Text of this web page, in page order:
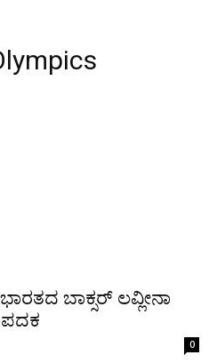
ಬಾಕ್ಸರ್ ಲವ್ಲೀನಾ
0